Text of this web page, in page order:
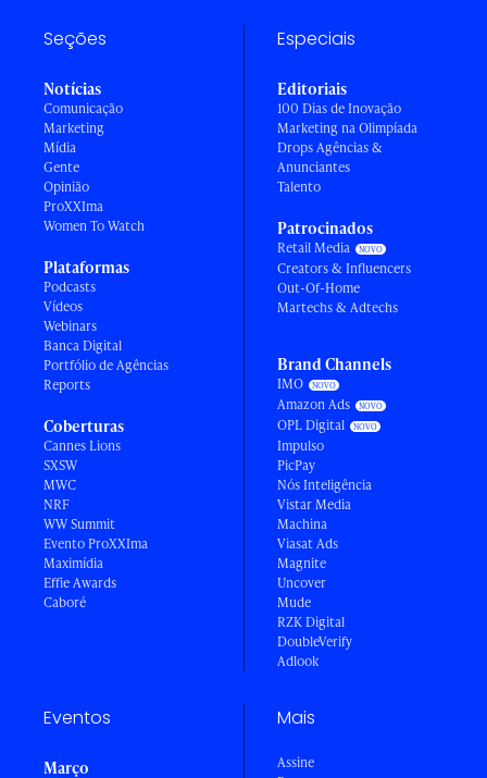
Seções
Notícias
Comunicação
Marketing
Mídia
Gente
Opinião
ProXXIma
Women To Watch
Plataformas
Podcasts
Vídeos
Webinars
Banca Digital
Portfólio de Agências
Reports
Coberturas
Cannes Lions
SXSW
MWC
NRF
WW Summit
Evento ProXXIma
Maximídia
Effie Awards
Caboré
Especiais
Editoriais
100 Dias de Inovação
Marketing na Olimpíada
Drops Agências &
Anunciantes
Talento
Patrocinados
Retail Media
Creators & Influencers
Out-Of-Home
Martechs & Adtechs
Brand Channels
IMO
Amazon Ads
OPL Digital
Impulso
PicPay
Nós Inteligência
Vistar Media
Machina
Viasat Ads
Magnite
Uncover
Mude
RZK Digital
DoubleVerify
Adlook
Eventos
Março
Mais
Assine